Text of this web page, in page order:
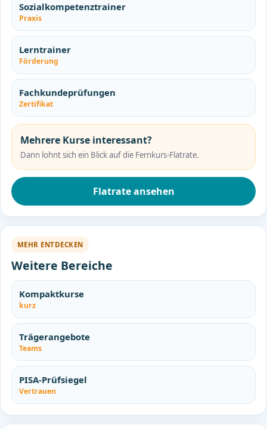
Sozialkompetenztrainer
Praxis
Lerntrainer
Förderung
Fachkundeprüfungen
Zertifikat
Mehrere Kurse interessant?
Dann lohnt sich ein Blick auf die Fernkurs-Flatrate.
Flatrate ansehen
MEHR ENTDECKEN
Weitere Bereiche
Kompaktkurse
kurz
Trägerangebote
Teams
PISA-Prüfsiegel
Vertrauen